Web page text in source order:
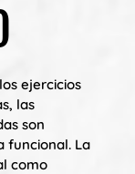
ejercicios
las
son
funcional. La
como